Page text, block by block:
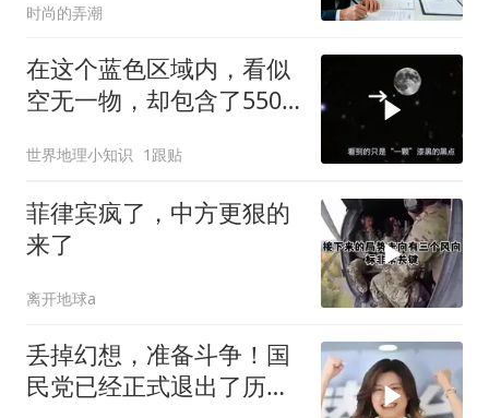
时尚的弄潮
在这个蓝色区域内，看似
空无一物，却包含了5500
世界地理小知识 1跟贴
菲律宾疯了，中方更狠的
来了
离开地球a
丢掉幻想，准备斗争！国
民党已经正式退出了历史